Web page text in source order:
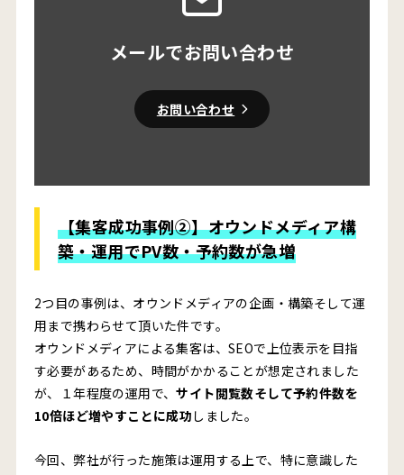
メールでお問い合わせ
お問い合わせ
【集客成功事例②】オウンドメディア構
築・運用でPV数・予約数が急増
2つ目の事例は、オウンドメディアの企画・構築そして運
用まで携わらせて頂いた件です。
オウンドメディアによる集客は、SEOで上位表示を目指
す必要があるため、時間がかかることが想定されました
が、１年程度の運用で、サイト閲覧数そして予約件数を
10倍ほど増やすことに成功 しました。
今回、弊社が行った施策は運用する上で、特に意識した